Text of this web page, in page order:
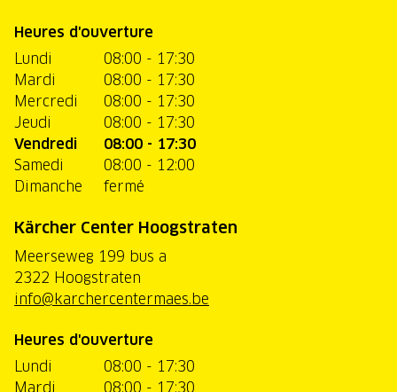
Heures d'ouverture
Lundi
08:00 - 17:30
Mardi
08:00 - 17:30
Mercredi
08:00 - 17:30
Jeudi
08:00 - 17:30
Vendredi
08:00 - 17:30
Samedi
08:00 - 12:00
Dimanche
fermé
Kärcher Center Hoogstraten
Meerseweg 199 bus a
2322 Hoogstraten
info@karchercentermaes.be
Heures d'ouverture
Lundi
08:00 - 17:30
Mardi
08:00 - 17:30